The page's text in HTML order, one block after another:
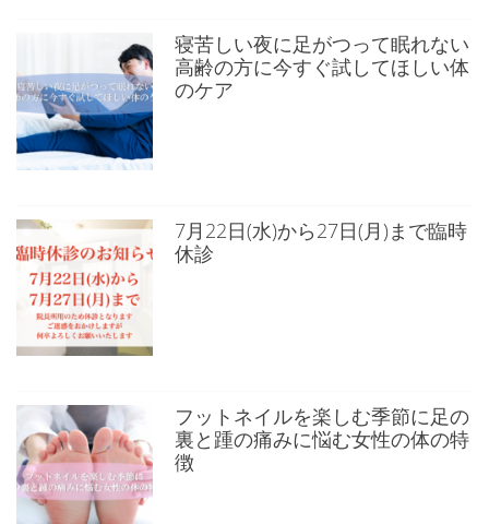
寝苦しい夜に足がつって眠れない
高齢の方に今すぐ試してほしい体
のケア
7月22日(水)から27日(月)まで臨時
休診
フットネイルを楽しむ季節に足の
裏と踵の痛みに悩む女性の体の特
徴